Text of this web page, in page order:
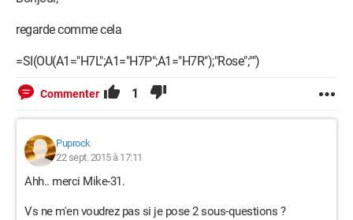
regarde comme cela
=SI(OU(A1="H7L";A1="H7P";A1="H7R");"Rose";"")
Commenter 1
Puprock
22 sept. 2015 à 17:11
Ahh.. merci Mike-31.
Vs ne m'en voudrez pas si je pose 2 sous-questions ?